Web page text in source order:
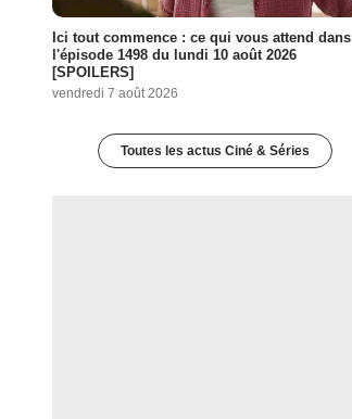
Ici tout commence : ce qui vous attend dans
l'épisode 1498 du lundi 10 août 2026
[SPOILERS]
vendredi 7 août 2026
Toutes les actus Ciné & Séries